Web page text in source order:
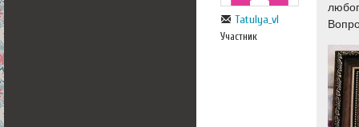
Tatulya_vl
Участник